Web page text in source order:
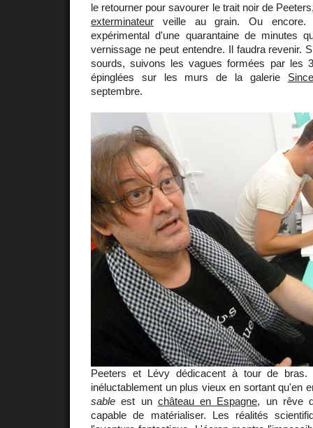
le retourner pour savourer le trait noir de
exterminateur veille au grain. Ou encore.
expérimental d'une quarantaine de minutes
vernissage ne peut entendre. Il faudra revenir.
sourds, suivons les vagues formées par les
épinglées sur les murs de la galerie Since
septembre.
Peeters et Lévy dédicacent à tour de bras.
inéluctablement un plus vieux en sortant qu'en
sable est un château en Espagne, un rêve
capable de matérialiser. Les réalités